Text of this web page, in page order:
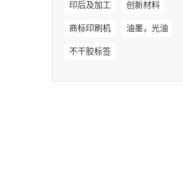
印后及加工 创新材料
商标印刷机 油墨，光油
不干胶标签